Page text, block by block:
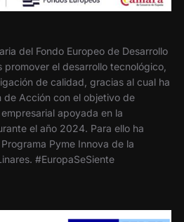
del Fondo Europeo de Desarrollo
promover el desarrollo tecnológico,
de calidad, gracias al cual ha
de Acción con el objetivo de
apoyada en la
el año 2024. Para ello ha
Pyme Innova de la
#EuropaSeSiente